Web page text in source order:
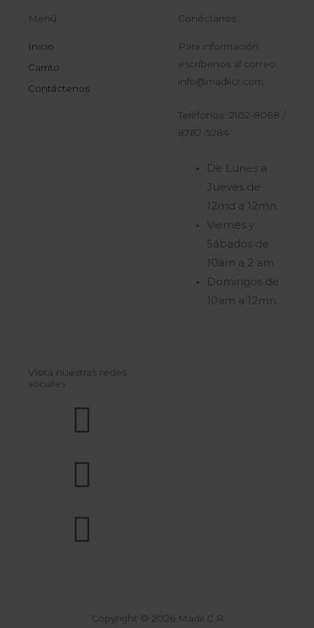
Menú
Inicio
Carrito
Contáctenos
Conéctanos
Para información
escríbenos al correo:
info@madiicr.com
Teléfonos: 2102-8088 /
8782-5284
De Lunes a
Jueves de
12md a 12mn.
Viernes y
Sábados de
10am a 2 am
Domingos de
10am a 12mn
Visita nuestras redes
sociales
Copyright © 2026 Madii C.R